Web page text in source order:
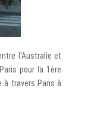
l'Australie et
pour la 1ère
à travers Paris à